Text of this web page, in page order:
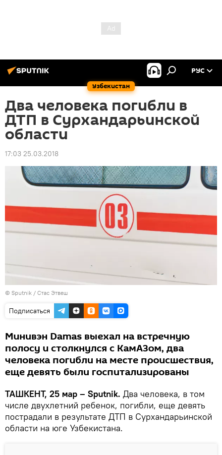
Узбекистан
РУС
Два человека погибли в
ДТП в Сурхандарьинской
области
17:03 25.03.2018
© Sputnik / Стас Этвеш
Подписаться
Минивэн Damas выехал на встречную
полосу и столкнулся с КамАЗом, два
человека погибли на месте происшествия,
еще девять были госпитализированы
ТАШКЕНТ, 25 мар – Sputnik. Два человека, в том
числе двухлетний ребенок, погибли, еще девять
пострадали в результате ДТП в Сурхандарьинской
области на юге Узбекистана.